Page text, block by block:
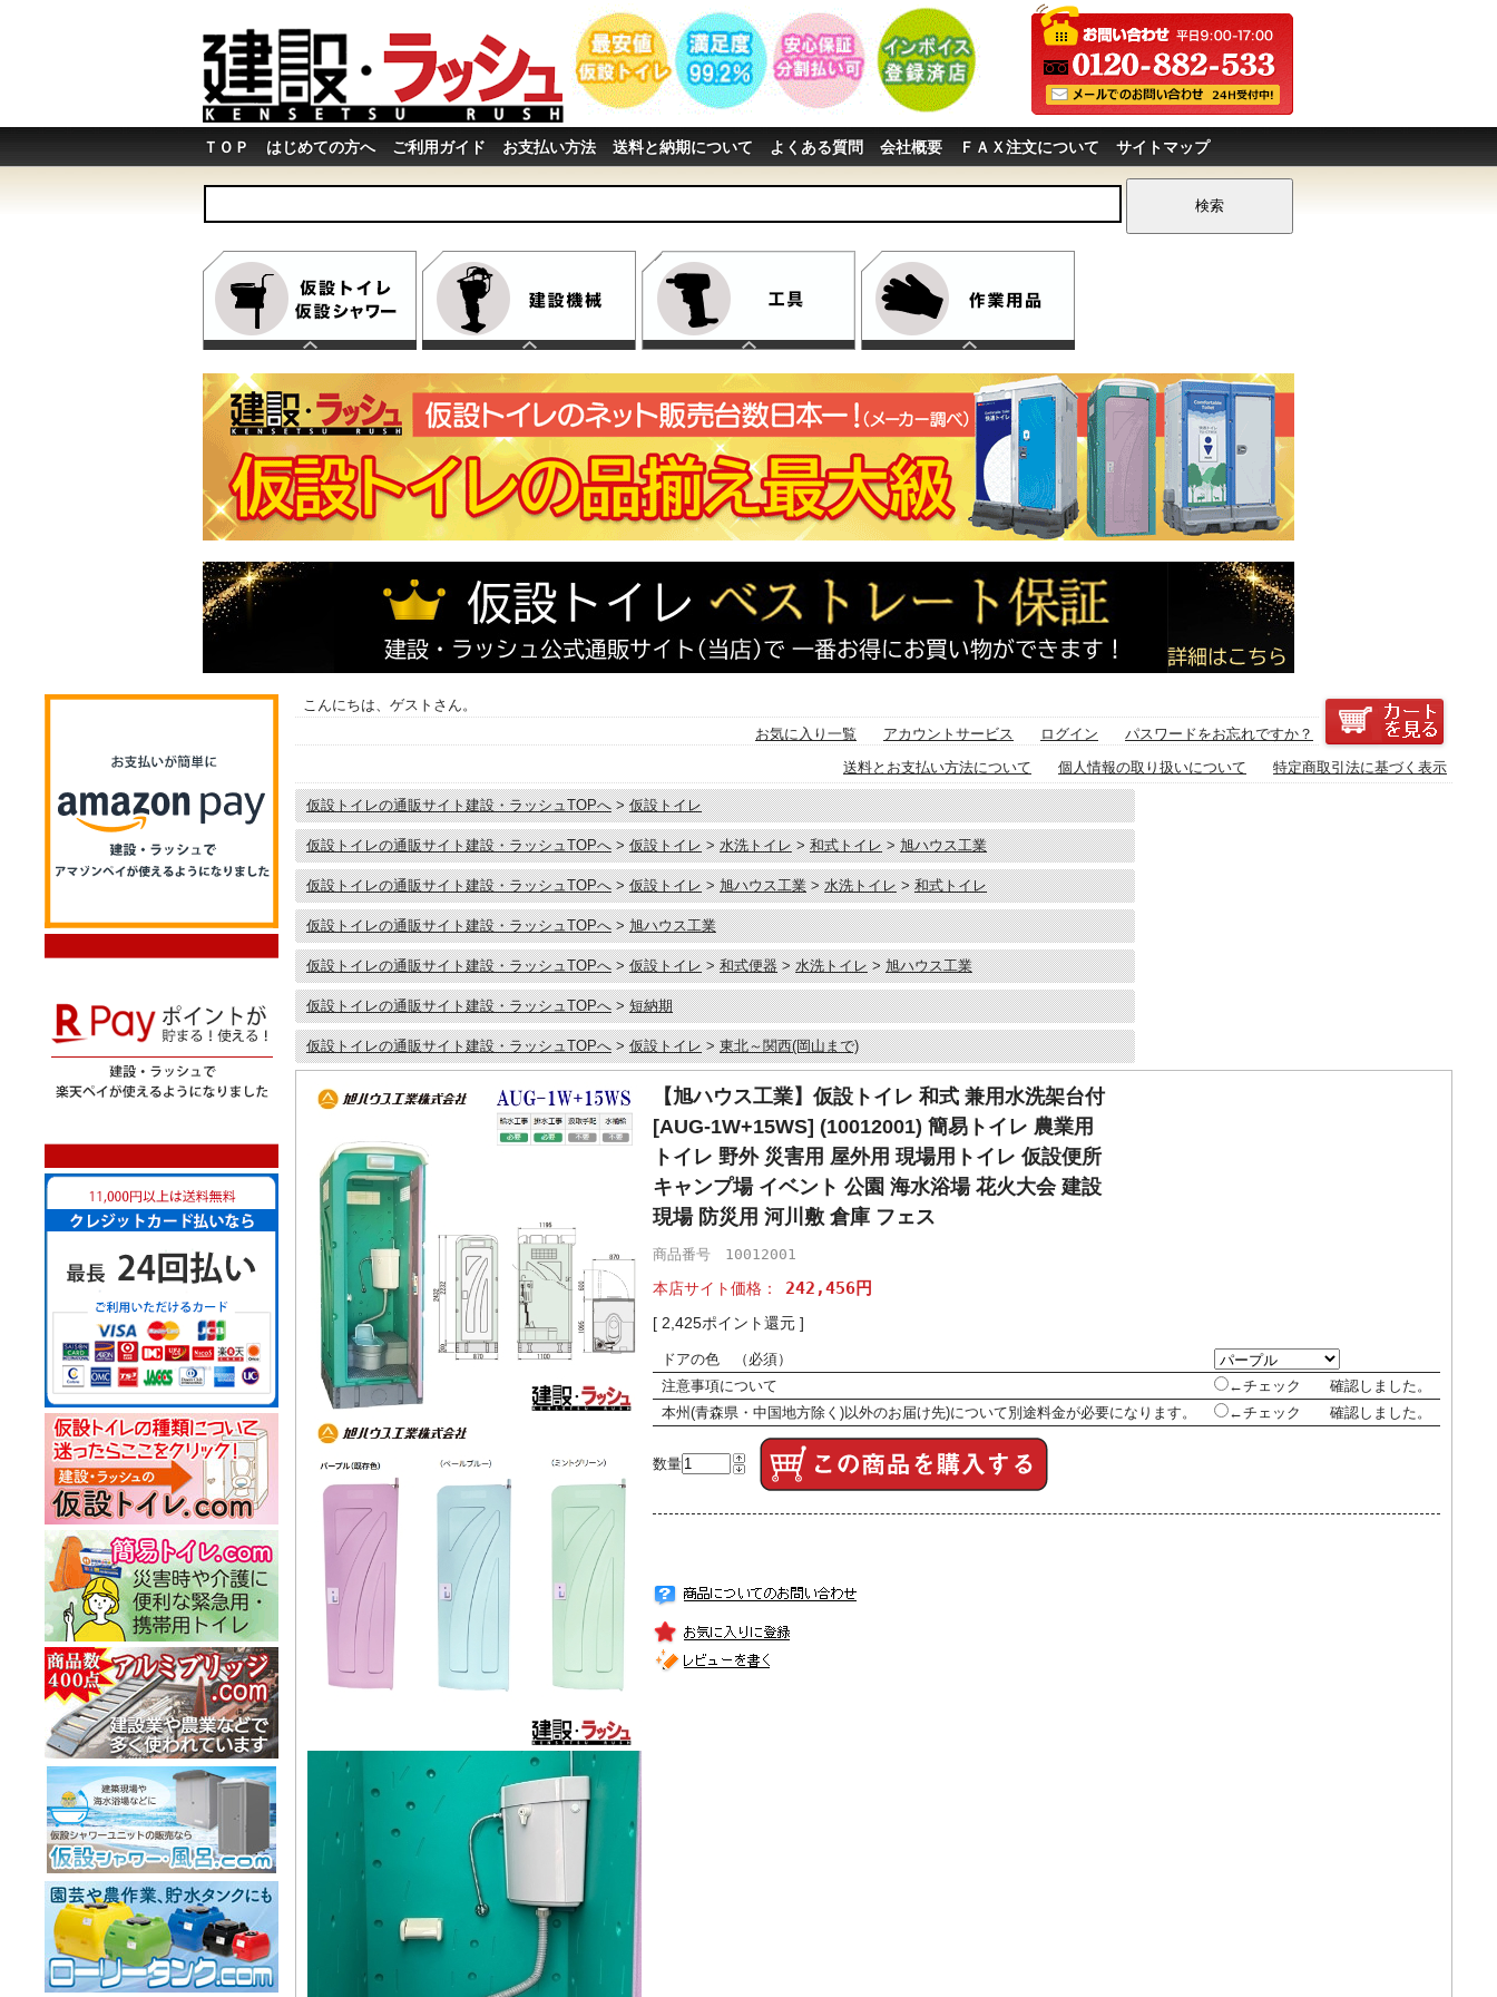
ＴＯＰ はじめての方へ ご利用ガイド お支払い方法 送料と納期について よくある質問 会社概要 ＦＡＸ注文について サイトマップ
こんにちは、ゲストさん。
お気に入り一覧
アカウントサービス ログイン
パスワードをお忘れですか？
送料とお支払い方法について
個人情報の取り扱いについて 特定商取引法に基づく表示
仮設トイレの通販サイト建設・ラッシュTOPへ>仮設トイレ
仮設トイレの通販サイト建設・ラッシュTOPへ>仮設トイレ>水洗トイレ>和式トイレ>旭ハウス工業
仮設トイレの通販サイト建設・ラッシュTOPへ>仮設トイレ>旭ハウス工業>水洗トイレ>和式トイレ
仮設トイレの通販サイト建設・ラッシュTOPへ>旭ハウス工業
仮設トイレの通販サイト建設・ラッシュTOPへ>仮設トイレ>和式便器>水洗トイレ>旭ハウス工業
仮設トイレの通販サイト建設・ラッシュTOPへ>短納期
仮設トイレの通販サイト建設・ラッシュTOPへ>仮設トイレ>東北～関西(岡山まで)
【旭ハウス工業】仮設トイレ 和式 兼用水洗架台付
[AUG-1W+15WS] (10012001) 簡易トイレ 農業用
トイレ 野外 災害用 屋外用 現場用トイレ 仮設便所
キャンプ場 イベント 公園 海水浴場 花火大会 建設
現場 防災用 河川敷 倉庫 フェス
商品番号 10012001
本店サイト価格： 242,456円
[ 2,425ポイント還元 ]
ドアの色 （必須）
注意事項について
←チェック 確認しました。
本州(青森県・中国地方除く)以外のお届け先)について別途料金が必要になります。
←チェック 確認しました。
数量